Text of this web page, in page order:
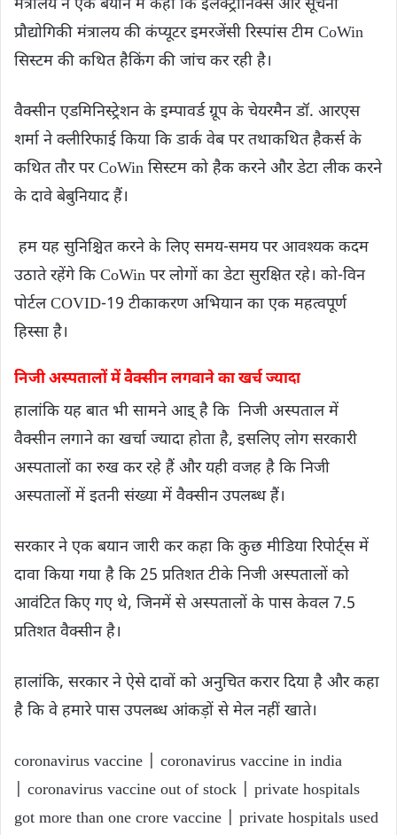
मंत्रालय ने एक बयान में कहा कि इलेक्ट्रॉनिक्स और सूचना
प्रौद्योगिकी मंत्रालय की कंप्यूटर इमरजेंसी रिस्पांस टीम CoWin
सिस्टम की कथित हैकिंग की जांच कर रही है।
वैक्सीन एडमिनिस्ट्रेशन के इम्पावर्ड ग्रूप के चेयरमैन डॉ. आरएस
शर्मा ने क्लीरिफाई किया कि डार्क वेब पर तथाकथित हैकर्स के
कथित तौर पर CoWin सिस्टम को हैक करने और डेटा लीक करने
के दावे बेबुनियाद हैं।
हम यह सुनिश्चित करने के लिए समय-समय पर आवश्यक कदम
उठाते रहेंगे कि CoWin पर लोगों का डेटा सुरक्षित रहे। को-विन
पोर्टल COVID-19 टीकाकरण अभियान का एक महत्वपूर्ण
हिस्सा है।
निजी अस्पतालों में वैक्सीन लगवाने का खर्च ज्यादा
हालांकि यह बात भी सामने आइ् है कि निजी अस्पताल में
वैक्सीन लगाने का खर्चा ज्यादा होता है, इसलिए लोग सरकारी
अस्पतालों का रुख कर रहे हैं और यही वजह है कि निजी
अस्पतालों में इतनी संख्या में वैक्सीन उपलब्ध हैं।
सरकार ने एक बयान जारी कर कहा कि कुछ मीडिया रिपोर्ट्स में
दावा किया गया है कि 25 प्रतिशत टीके निजी अस्पतालों को
आवंटित किए गए थे, जिनमें से अस्पतालों के पास केवल 7.5
प्रतिशत वैक्सीन है।
हालांकि, सरकार ने ऐसे दावों को अनुचित करार दिया है और कहा
है कि वे हमारे पास उपलब्ध आंकड़ों से मेल नहीं खाते।
coronavirus vaccine | coronavirus vaccine in india
| coronavirus vaccine out of stock | private hospitals
got more than one crore vaccine | private hospitals used